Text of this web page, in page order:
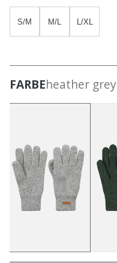
S/M M/L L/XL
FARBEheather grey